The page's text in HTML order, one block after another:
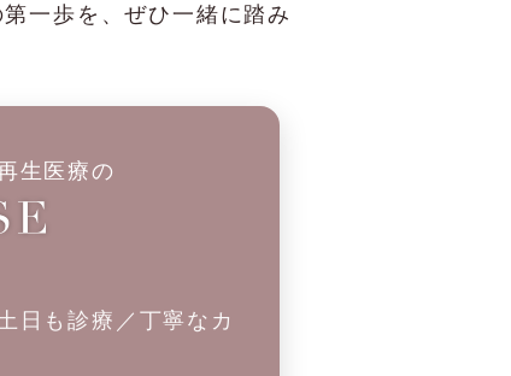
一歩を、ぜひ一緒に踏み
生医療の
日も診療／丁寧なカ